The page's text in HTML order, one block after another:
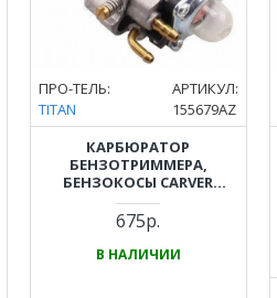
ПРО-ТЕЛЬ:
TITAN
АРТИКУЛ:
155679AZ
КАРБЮРАТОР
БЕНЗОТРИММЕРА,
БЕНЗОКОСЫ CARVER
(КАРВЕР) GBC-043, GBC-052,
PBC-43, PBC-52, GBC-062
675р.
В НАЛИЧИИ